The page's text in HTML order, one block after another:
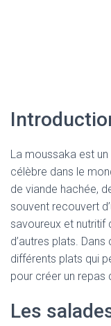
La moussaka est
célèbre dans le
de viande hachée,
souvent recouvert
savoureux et nutritif
d’autres plats.
différents plats qui
pour créer un repas
Les